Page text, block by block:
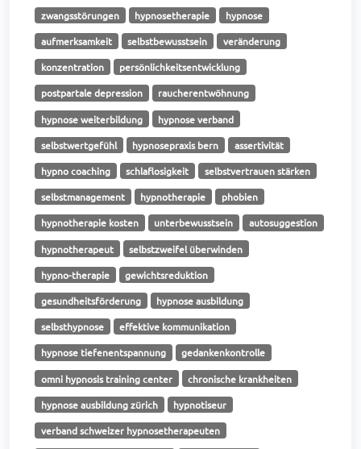
zwangsstörungen hypnosetherapie hypnose
aufmerksamkeit selbstbewusstsein veränderung
konzentration persönlichkeitsentwicklung
postpartale depression raucherentwöhnung
hypnose weiterbildung hypnose verband
selbstwertgefühl hypnosepraxis bern assertivität
hypno coaching schlaflosigkeit selbstvertrauen stärken
selbstmanagement hypnotherapie phobien
hypnotherapie kosten unterbewusstsein autosuggestion
hypnotherapeut selbstzweifel überwinden
hypno-therapie gewichtsreduktion
gesundheitsförderung hypnose ausbildung
selbsthypnose effektive kommunikation
hypnose tiefenentspannung gedankenkontrolle
omni hypnosis training center chronische krankheiten
hypnose ausbildung zürich hypnotiseur
verband schweizer hypnosetherapeuten